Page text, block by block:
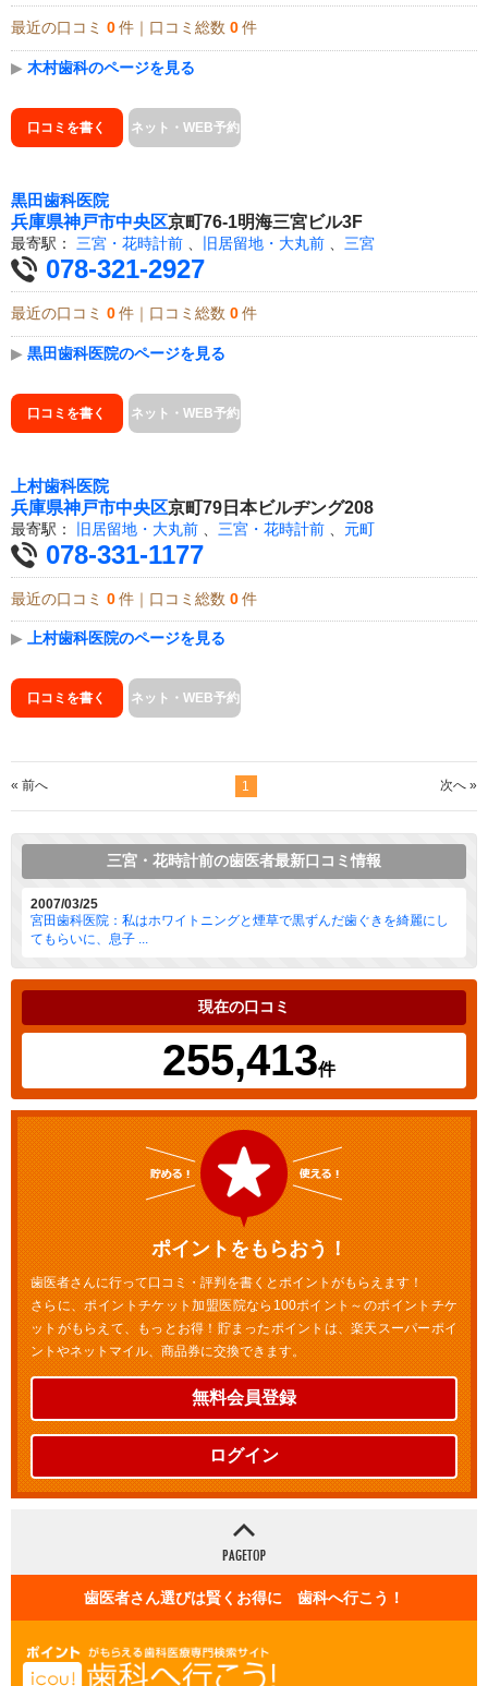
最近の口コミ 0 件｜口コミ総数 0 件
▶ 木村歯科のページを見る
口コミを書く ネット・WEB予約
黒田歯科医院
兵庫県神戸市中央区京町76-1明海三宮ビル3F
最寄駅： 三宮・花時計前 旧居留地・大丸前 三宮
078-321-2927
最近の口コミ 0 件｜口コミ総数 0 件
▶ 黒田歯科医院のページを見る
口コミを書く ネット・WEB予約
上村歯科医院
兵庫県神戸市中央区京町79日本ビルヂング208
最寄駅： 旧居留地・大丸前 三宮・花時計前 元町
078-331-1177
最近の口コミ 0 件｜口コミ総数 0 件
▶ 上村歯科医院のページを見る
口コミを書く ネット・WEB予約
« 前へ 1 次へ »
三宮・花時計前の歯医者最新口コミ情報
2007/03/25
宮田歯科医院：私はホワイトニングと煙草で黒ずんだ歯ぐきを綺麗にし
てもらいに、息子 ...
現在の口コミ
255,413件
ポイントをもらおう！
歯医者さんに行って口コミ・評判を書くとポイントがもらえます！
さらに、ポイントチケット加盟医院なら100ポイント～のポイントチケ
ットがもらえて、もっとお得！貯まったポイントは、楽天スーパーポイ
ントやネットマイル、商品券に交換できます。
無料会員登録
ログイン
歯医者さん選びは賢くお得に 歯科へ行こう！